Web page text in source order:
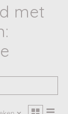
met